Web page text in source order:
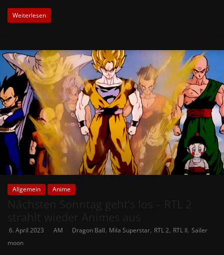
Weiterlesen
Allgemein Anime
6. April 2023 AM Dragon Ball, Mila Superstar, RTL 2, RTL II, Sailer
moon